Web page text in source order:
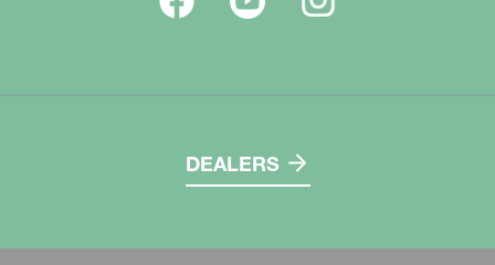
DEALERS